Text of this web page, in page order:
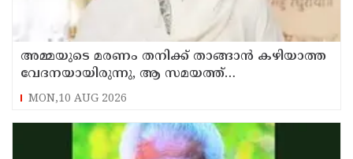
അമ്മയുടെ മരണം തനിക്ക് താങ്ങാന്‍ കഴിയാത്ത
വേദനയായിരുന്നു, ആ സമയത്ത്
ജീവനൊടുക്കാന്‍ തോന്നി ; വെളിപ്പെടുത്തി
MON,10 AUG 2026